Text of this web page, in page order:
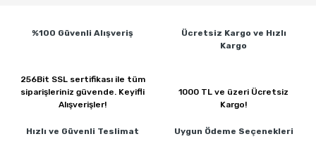
%100 Güvenli Alışveriş
256Bit SSL sertifikası ile tüm
siparişleriniz güvende. Keyifli
Alışverişler!
Ücretsiz Kargo ve Hızlı
Kargo
1000 TL ve üzeri Ücretsiz
Kargo!
Hızlı ve Güvenli Teslimat Uygun Ödeme Seçenekleri